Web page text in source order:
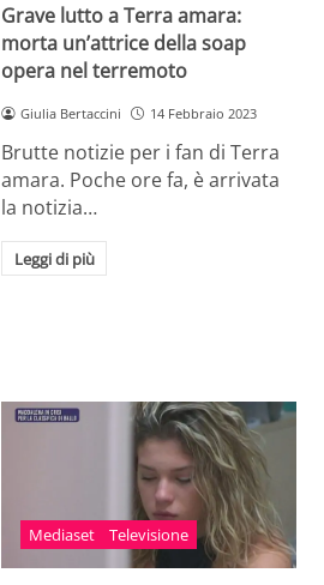
Grave lutto a Terra amara:
morta un’attrice della soap
opera nel terremoto
Giulia Bertaccini 14 Febbraio 2023
Brutte notizie per i fan di Terra
amara. Poche ore fa, è arrivata
la notizia…
Leggi di più
Mediaset Televisione